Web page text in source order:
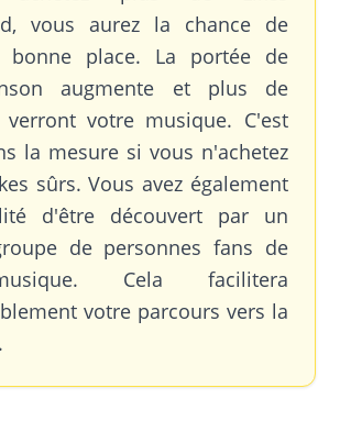
vous aurez la chance de
bonne place. La portée de
augmente et plus de
verront votre musique. C'est
la mesure si vous n'achetez
sûrs. Vous avez également
d'être découvert par un
de personnes fans de
Cela facilitera
votre parcours vers la